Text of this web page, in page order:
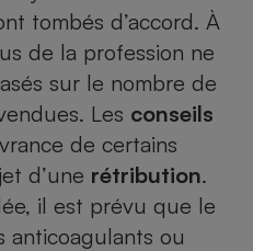
tombés d’accord. À
de la profession ne
sur le nombre de
Les conseils
de certains
d’une rétribution.
il est prévu que le
anticoagulants ou
Supermarché - Drive
Mutuelle
Comparateur auto
Comparatif aspirateur
Comparatif aspirateur
Comparatif cafetière
Comparatif robot cuiseur
Comparatif centrale
Gros électroménager
Comparatif ultrabook
Comparatif tablette
Image et son
Informatique
Internet
Téléphonie
Aménagement
Bricolage - Jardinage
Chauffage
Produit d'entretien
Sécurité domestique
Système de santé -
Retraite
- Testez le débit de votre
Internet